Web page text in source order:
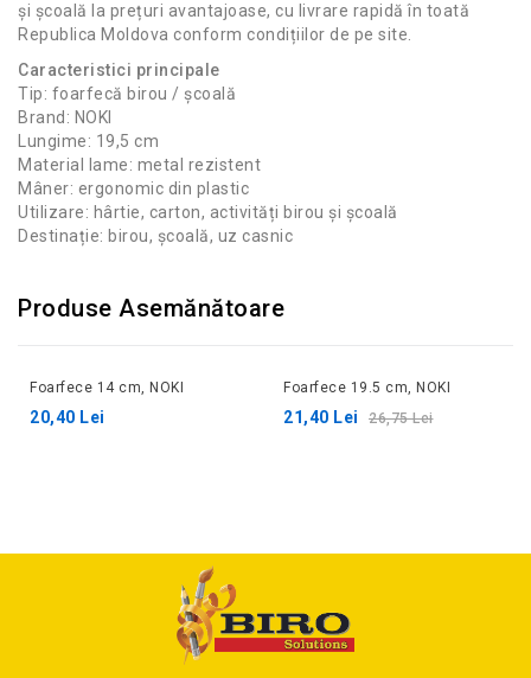
și școală la prețuri avantajoase, cu livrare rapidă în toată
Republica Moldova conform condițiilor de pe site.
Caracteristici principale
Tip: foarfecă birou / școală
Brand: NOKI
Lungime: 19,5 cm
Material lame: metal rezistent
Mâner: ergonomic din plastic
Utilizare: hârtie, carton, activități birou și școală
Destinație: birou, școală, uz casnic
Produse Asemănătoare
Foarfece 14 cm, NOKI
20,40 Lei
20%
Foarfece 19.5 cm, NOKI
21,40 Lei 26,75 Lei